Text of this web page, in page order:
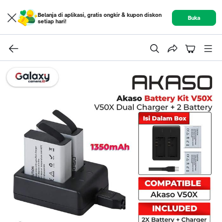
Belanja di aplikasi, gratis ongkir & kupon diskon
setiap hari!
Buka